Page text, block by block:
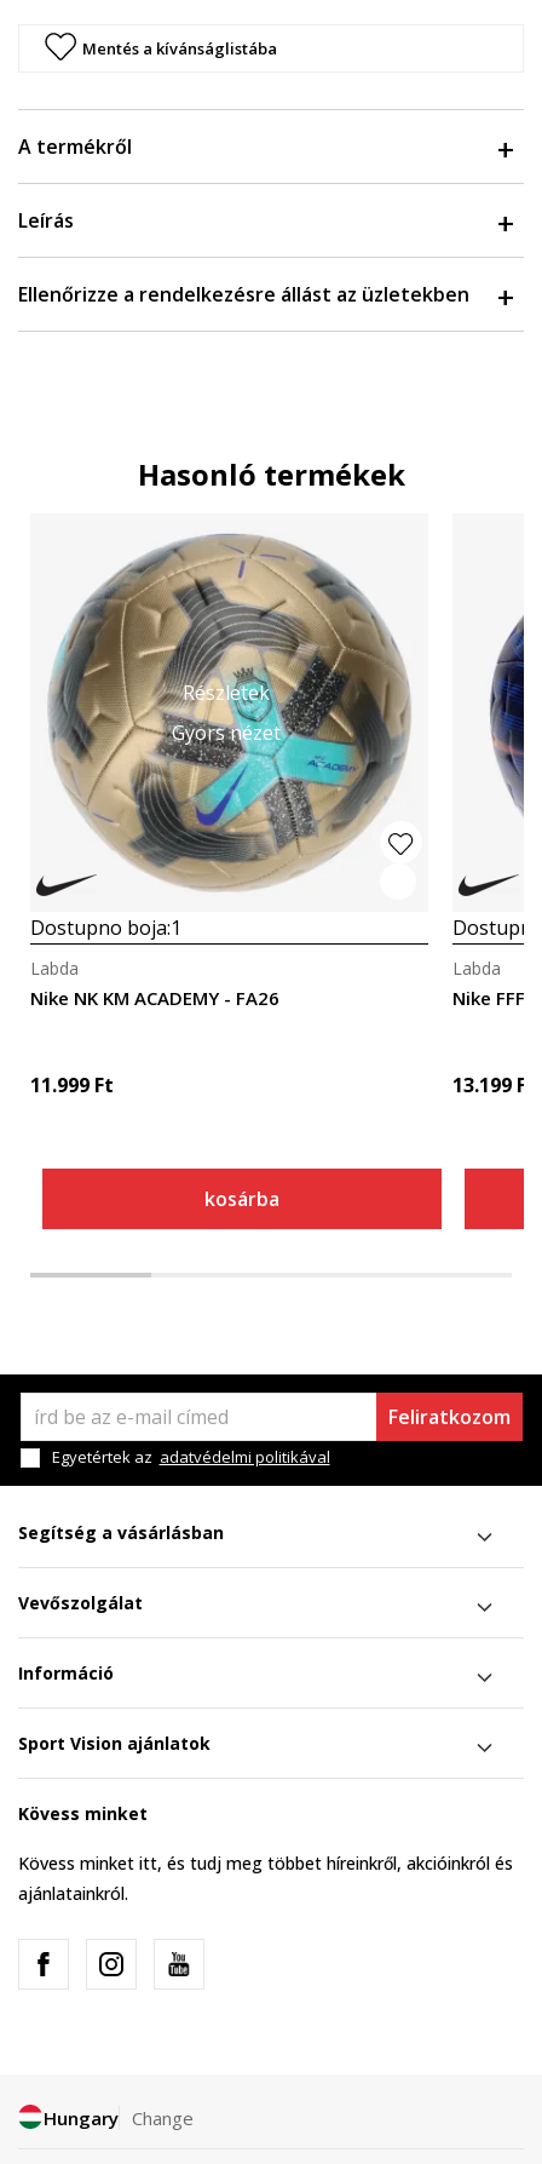
Mentés a kívánságlistába
A termékről
Leírás
Ellenőrizze a rendelkezésre állást az üzletekben
Hasonló termékek
Részletek
Gyors nézet
Dostupno boja:1
Nike NK KM ACADEMY - FA26
Labda
11.999 Ft
kosárba
Nike FFF
Labda
13.199 Ft
Feliratkozom
Egyetértek az adatvédelmi politikával
Segítség a vásárlásban
Vevőszolgálat
Információ
Sport Vision ajánlatok
Kövess minket
Kövess minket itt, és tudj meg többet híreinkről, akcióinkról és
ajánlatainkról.
Hungary Change